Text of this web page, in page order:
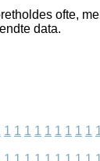
ofte,
data.
1 1 1 1 1 1 1 1 1